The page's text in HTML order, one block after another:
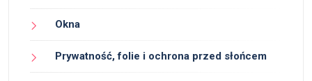
Okna
Prywatność, folie i ochrona przed słońcem